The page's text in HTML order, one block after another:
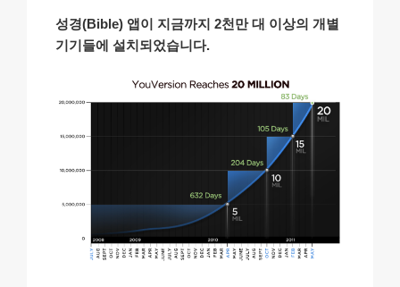
성경(Bible) 앱이 지금까지 2천만 대 이상의 개별
기기들에 설치되었습니다.